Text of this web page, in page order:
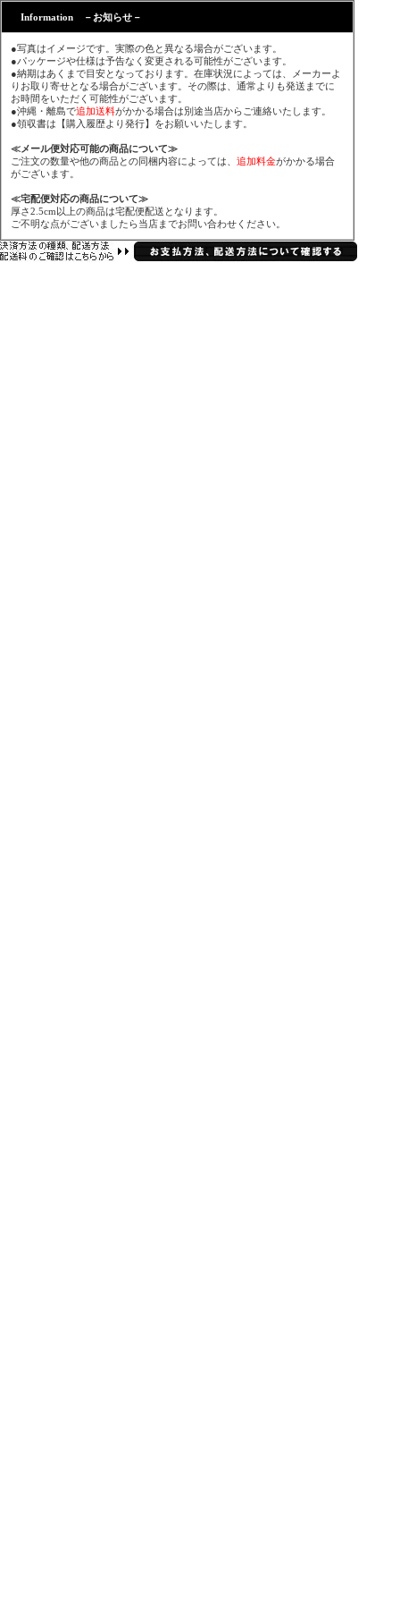
Information －お知らせ－
●写真はイメージです。実際の色と異なる場合がございます。
●パッケージや仕様は予告なく変更される可能性がございます。
●納期はあくまで目安となっております。在庫状況によっては、メーカーよ
りお取り寄せとなる場合がございます。その際は、通常よりも発送までに
お時間をいただく可能性がございます。
●沖縄・離島で追加送料がかかる場合は別途当店からご連絡いたします。
●領収書は【購入履歴より発行】をお願いいたします。
≪メール便対応可能の商品について≫
ご注文の数量や他の商品との同梱内容によっては、 追加料金がかかる場合
がございます。
≪宅配便対応の商品について≫
厚さ2.5cm以上の商品は宅配便配送となります。
ご不明な点がございましたら当店までお問い合わせください。